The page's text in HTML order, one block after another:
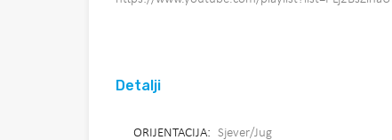
Detalji
ORIJENTACIJA: Sjever/Jug